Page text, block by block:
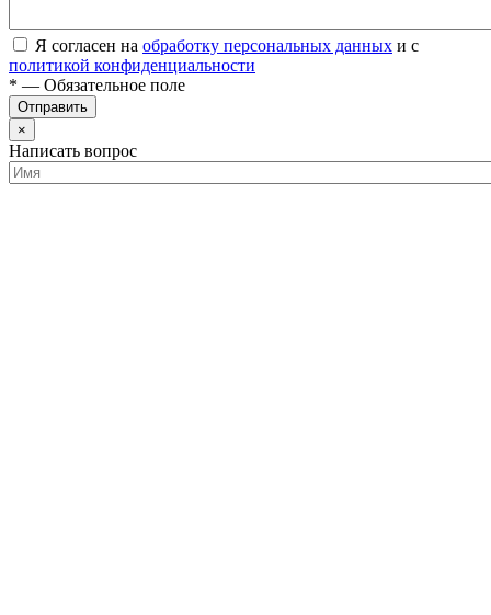
Я согласен на обработку персональных данных и с
политикой конфиденциальности
* — Обязательное поле
Отправить
×
Написать вопрос